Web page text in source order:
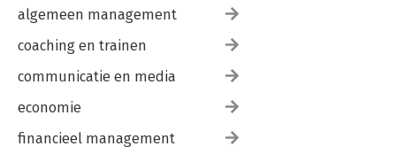
algemeen management
coaching en trainen
communicatie en media
economie
financieel management